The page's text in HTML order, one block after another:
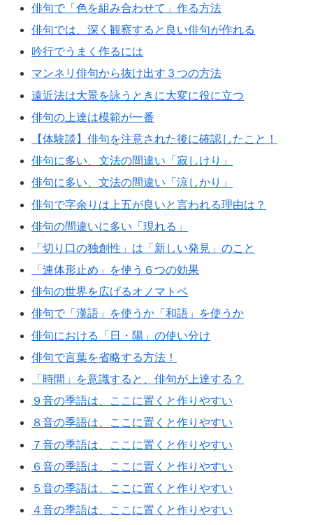
俳句で「色を組み合わせて」作る方法
俳句では、深く観察すると良い俳句が作れる
吟行でうまく作るには
マンネリ俳句から抜け出す３つの方法
遠近法は大景を詠うときに大変に役に立つ
俳句の上達は模範が一番
【体験談】俳句を注意された後に確認したこと！
俳句に多い、文法の間違い「寂しけり」
俳句に多い、文法の間違い「涼しかり」
俳句で字余りは上五が良いと言われる理由は？
俳句の間違いに多い「現れる」
「切り口の独創性」は「新しい発見」のこと
「連体形止め」を使う６つの効果
俳句の世界を広げるオノマトペ
俳句で「漢語」を使うか「和語」を使うか
俳句における「日・陽」の使い分け
俳句で言葉を省略する方法！
「時間」を意識すると、俳句が上達する？
９音の季語は、ここに置くと作りやすい
８音の季語は、ここに置くと作りやすい
７音の季語は、ここに置くと作りやすい
６音の季語は、ここに置くと作りやすい
５音の季語は、ここに置くと作りやすい
４音の季語は、ここに置くと作りやすい